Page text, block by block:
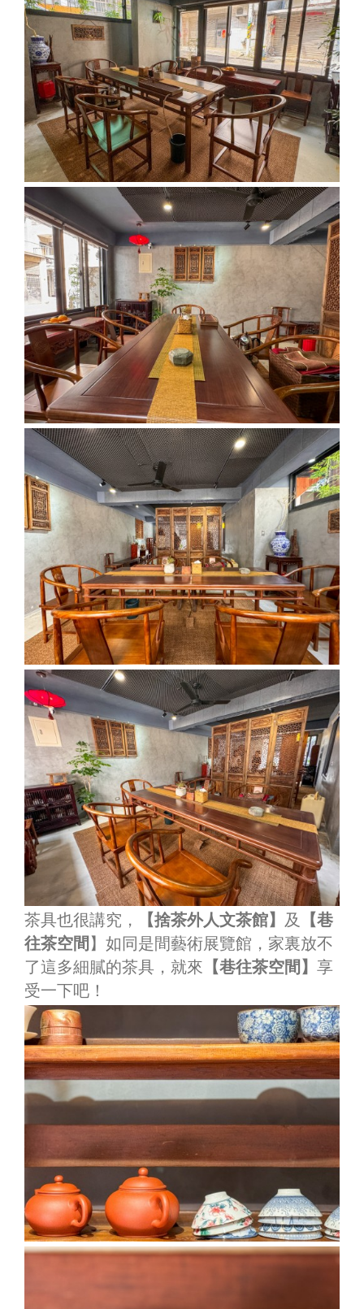
茶具也很講究， 【捨茶外人文茶館】 及
【巷
往茶空間 】如同是間藝術展覽館，家裏放不
了這多細膩的茶具，就來 【巷往茶空間】 享
受一下吧！